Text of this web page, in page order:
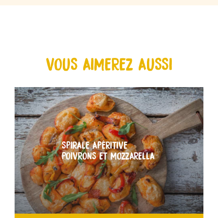
VOUS AIMEREZ AUSSI
SPIRALE APÉRITIVE
POIVRONS ET MOZZARELLA